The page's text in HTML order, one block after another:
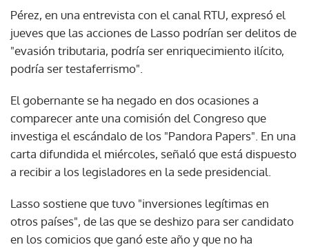
Pérez, en una entrevista con el canal RTU, expresó el
jueves que las acciones de Lasso podrían ser delitos de
"evasión tributaria, podría ser enriquecimiento ilícito,
podría ser testaferrismo".
El gobernante se ha negado en dos ocasiones a
comparecer ante una comisión del Congreso que
investiga el escándalo de los "Pandora Papers". En una
carta difundida el miércoles, señaló que está dispuesto
a recibir a los legisladores en la sede presidencial.
Lasso sostiene que tuvo "inversiones legítimas en
otros países", de las que se deshizo para ser candidato
en los comicios que ganó este año y que no ha